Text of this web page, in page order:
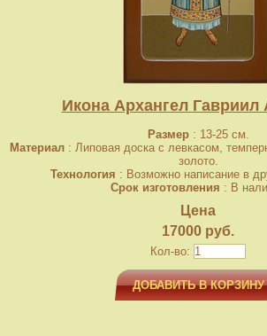
Икона Архангел Гавриил
Размер: 13-25 см.
Материал: Липовая доска с левкасом,
золото.
Технология : Возможно написание в
Срок изготовления : В
Цена
17000 руб.
Кол-во:
ДОБАВИТЬ В КОРЗИНУ